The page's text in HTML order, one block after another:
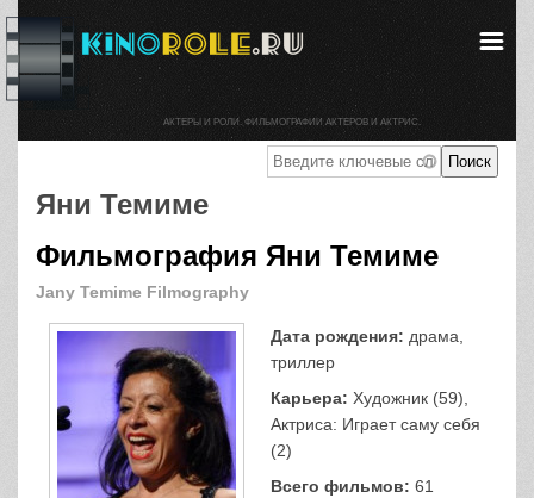
Яни Темиме
Фильмография Яни Темиме
Jany Temime Filmography
Дата рождения: драма,
триллер
Карьера: Художник (59),
Актриса: Играет саму себя
(2)
Всего фильмов: 61
АКТЕРЫ И РОЛИ. ФИЛЬМОГРАФИИ АКТЕРОВ И АКТРИС.